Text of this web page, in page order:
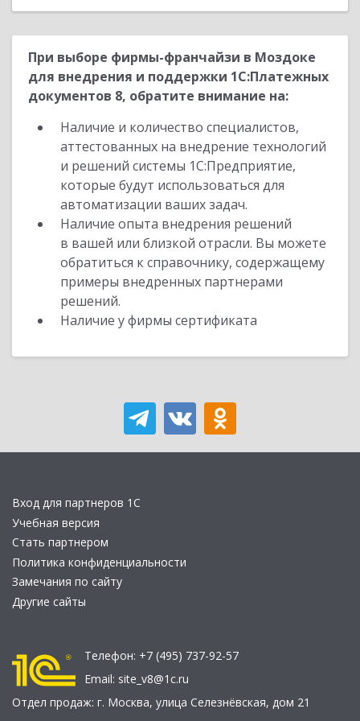
При выборе фирмы-франчайзи в Моздоке
для внедрения и поддержки 1С:Платежных
документов 8, обратите внимание на:
Наличие и количество специалистов,
аттестованных на внедрение технологий
и решений системы 1С:Предприятие,
которые будут использоваться для
автоматизации ваших задач.
Наличие опыта внедрения решений
в вашей или близкой отрасли. Вы можете
обратиться к справочнику, содержащему
примеры внедренных партнерами
решений.
Наличие у фирмы сертификата
Вход для партнеров 1С
Учебная версия
Стать партнером
Политика конфиденциальности
Замечания по сайту
Другие сайты
Телефон: +7 (495) 737-92-57
Email: site_v8@1c.ru
Отдел продаж: г. Москва, улица Селезнёвская, дом 21